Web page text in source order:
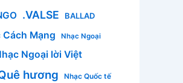
.VALSE BALLAD
Cách Mạng Nhạc Ngoại
Ngoại lời Việt
hương Nhạc Quốc tế